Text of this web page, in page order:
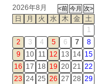
2026年8月
日
月 火 水 木 金
土
1
2
3 4 5 6 7
8
9
10 11 12 13 14 15
16 17 18 19 20 21 22
23 24 25 26 27 28 29